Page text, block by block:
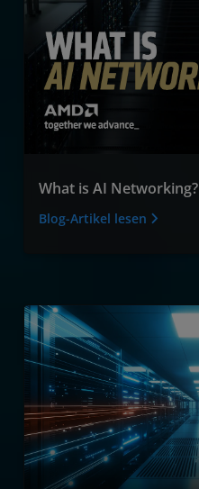
What is AI Networking?
Blog-Artikel lesen